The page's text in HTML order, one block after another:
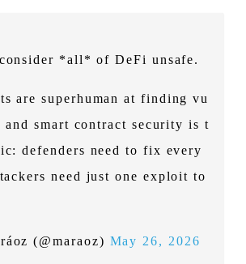
*all* of DeFi unsafe.
are superhuman at finding vu
smart contract security is t
defenders need to fix every
need just one exploit to
(@maraoz) May 26, 2026